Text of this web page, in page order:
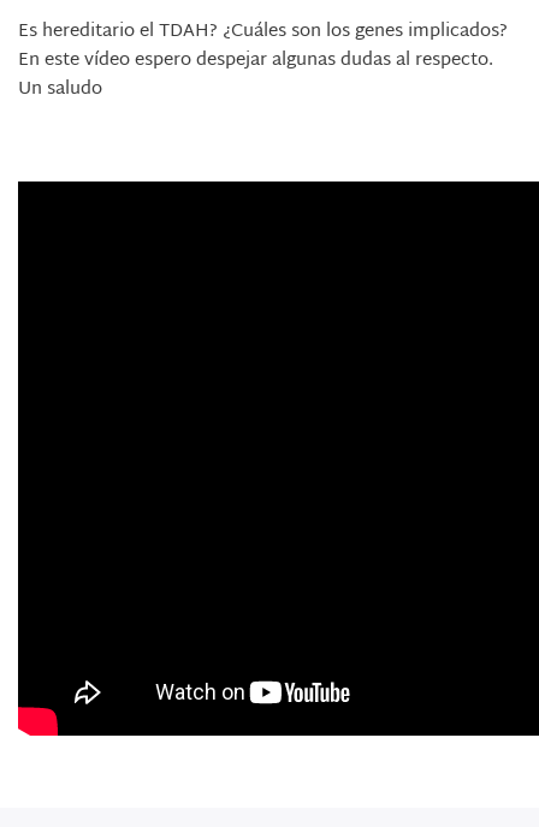
Es hereditario el TDAH? ¿Cuáles son los genes implicados?
En este vídeo espero despejar algunas dudas al respecto.
Un saludo